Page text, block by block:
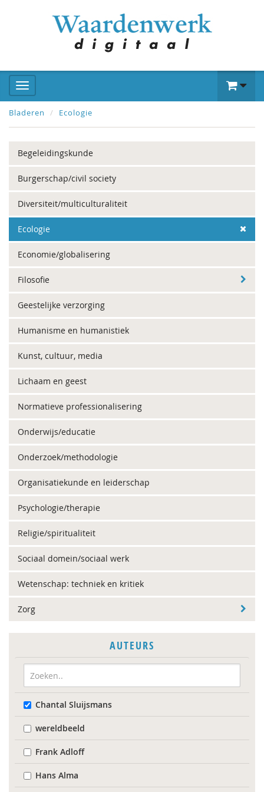
Bladeren Ecologie
Begeleidingskunde
Burgerschap/civil society
Diversiteit/multiculturaliteit
Ecologie
Economie/globalisering
Filosofie
Geestelijke verzorging
Humanisme en humanistiek
Kunst, cultuur, media
Lichaam en geest
Normatieve professionalisering
Onderwijs/educatie
Onderzoek/methodologie
Organisatiekunde en leiderschap
Psychologie/therapie
Religie/spiritualiteit
Sociaal domein/sociaal werk
Wetenschap: techniek en kritiek
Zorg
AUTEURS
Chantal Sluijsmans
wereldbeeld
Frank Adloff
Hans Alma